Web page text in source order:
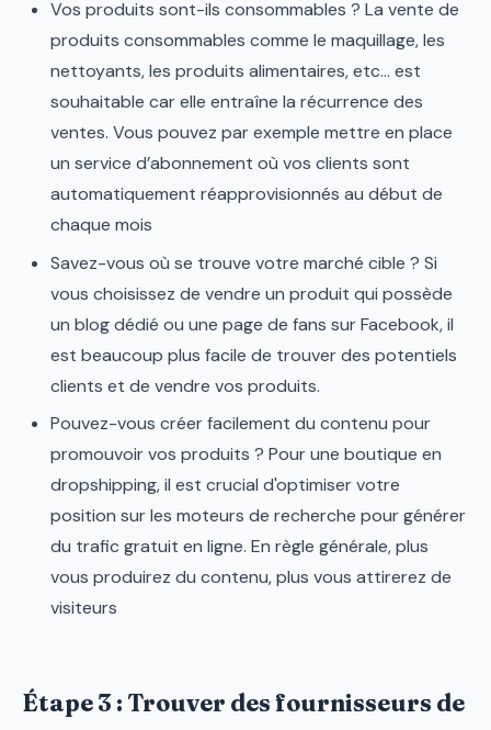
Vos produits sont-ils consommables ? La vente de
produits consommables comme le maquillage, les
nettoyants, les produits alimentaires, etc... est
souhaitable car elle entraîne la récurrence des
ventes. Vous pouvez par exemple mettre en place
un service d’abonnement où vos clients sont
automatiquement réapprovisionnés au début de
chaque mois
Savez-vous où se trouve votre marché cible ? Si
vous choisissez de vendre un produit qui possède
un blog dédié ou une page de fans sur Facebook, il
est beaucoup plus facile de trouver des potentiels
clients et de vendre vos produits.
Pouvez-vous créer facilement du contenu pour
promouvoir vos produits ? Pour une boutique en
dropshipping, il est crucial d'optimiser votre
position sur les moteurs de recherche pour générer
du trafic gratuit en ligne. En règle générale, plus
vous produirez du contenu, plus vous attirerez de
visiteurs
Étape 3 : Trouver des fournisseurs de